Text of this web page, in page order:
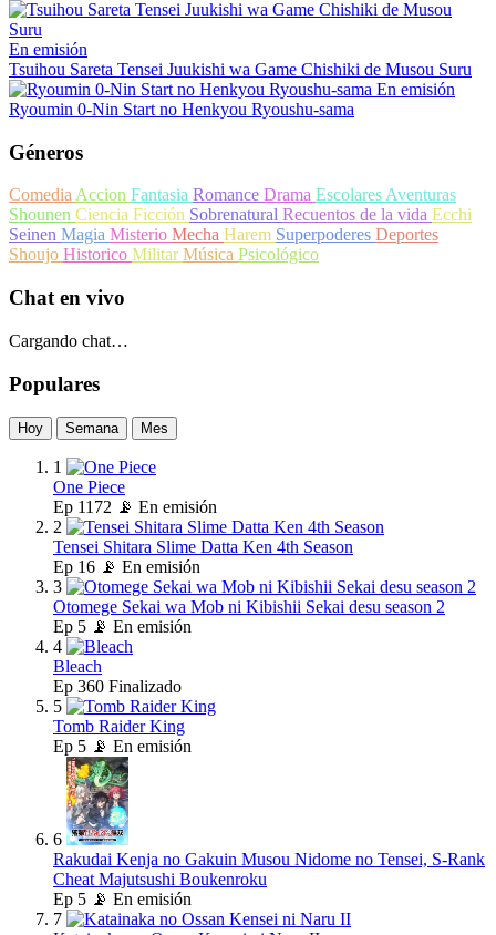
En emisión
Tsuihou Sareta Tensei Juukishi wa Game Chishiki de Musou Suru
En emisión
Ryoumin 0-Nin Start no Henkyou Ryoushu-sama
Géneros
ComediaAccion Fantasia Romance Drama EscolaresAventuras
Shounen Ciencia Ficción Sobrenatural Recuentos de la vida Ecchi
Seinen Magia Misterio Mecha Harem Superpoderes Deportes
Shoujo Historico MilitarMúsica Psicológico
Chat en vivo
Cargando chat…
Populares
Hoy Semana Mes
1
One Piece
Ep 1172 📡 En emisión
2
Tensei Shitara Slime Datta Ken 4th Season
Ep 16 📡 En emisión
3
Otomege Sekai wa Mob ni Kibishii Sekai desu season 2
Ep 5 📡 En emisión
4
Bleach
Ep 360 Finalizado
5
Tomb Raider King
Ep 5 📡 En emisión
6
Rakudai Kenja no Gakuin Musou Nidome no Tensei, S-Rank
Cheat Majutsushi Boukenroku
Ep 5 📡 En emisión
7